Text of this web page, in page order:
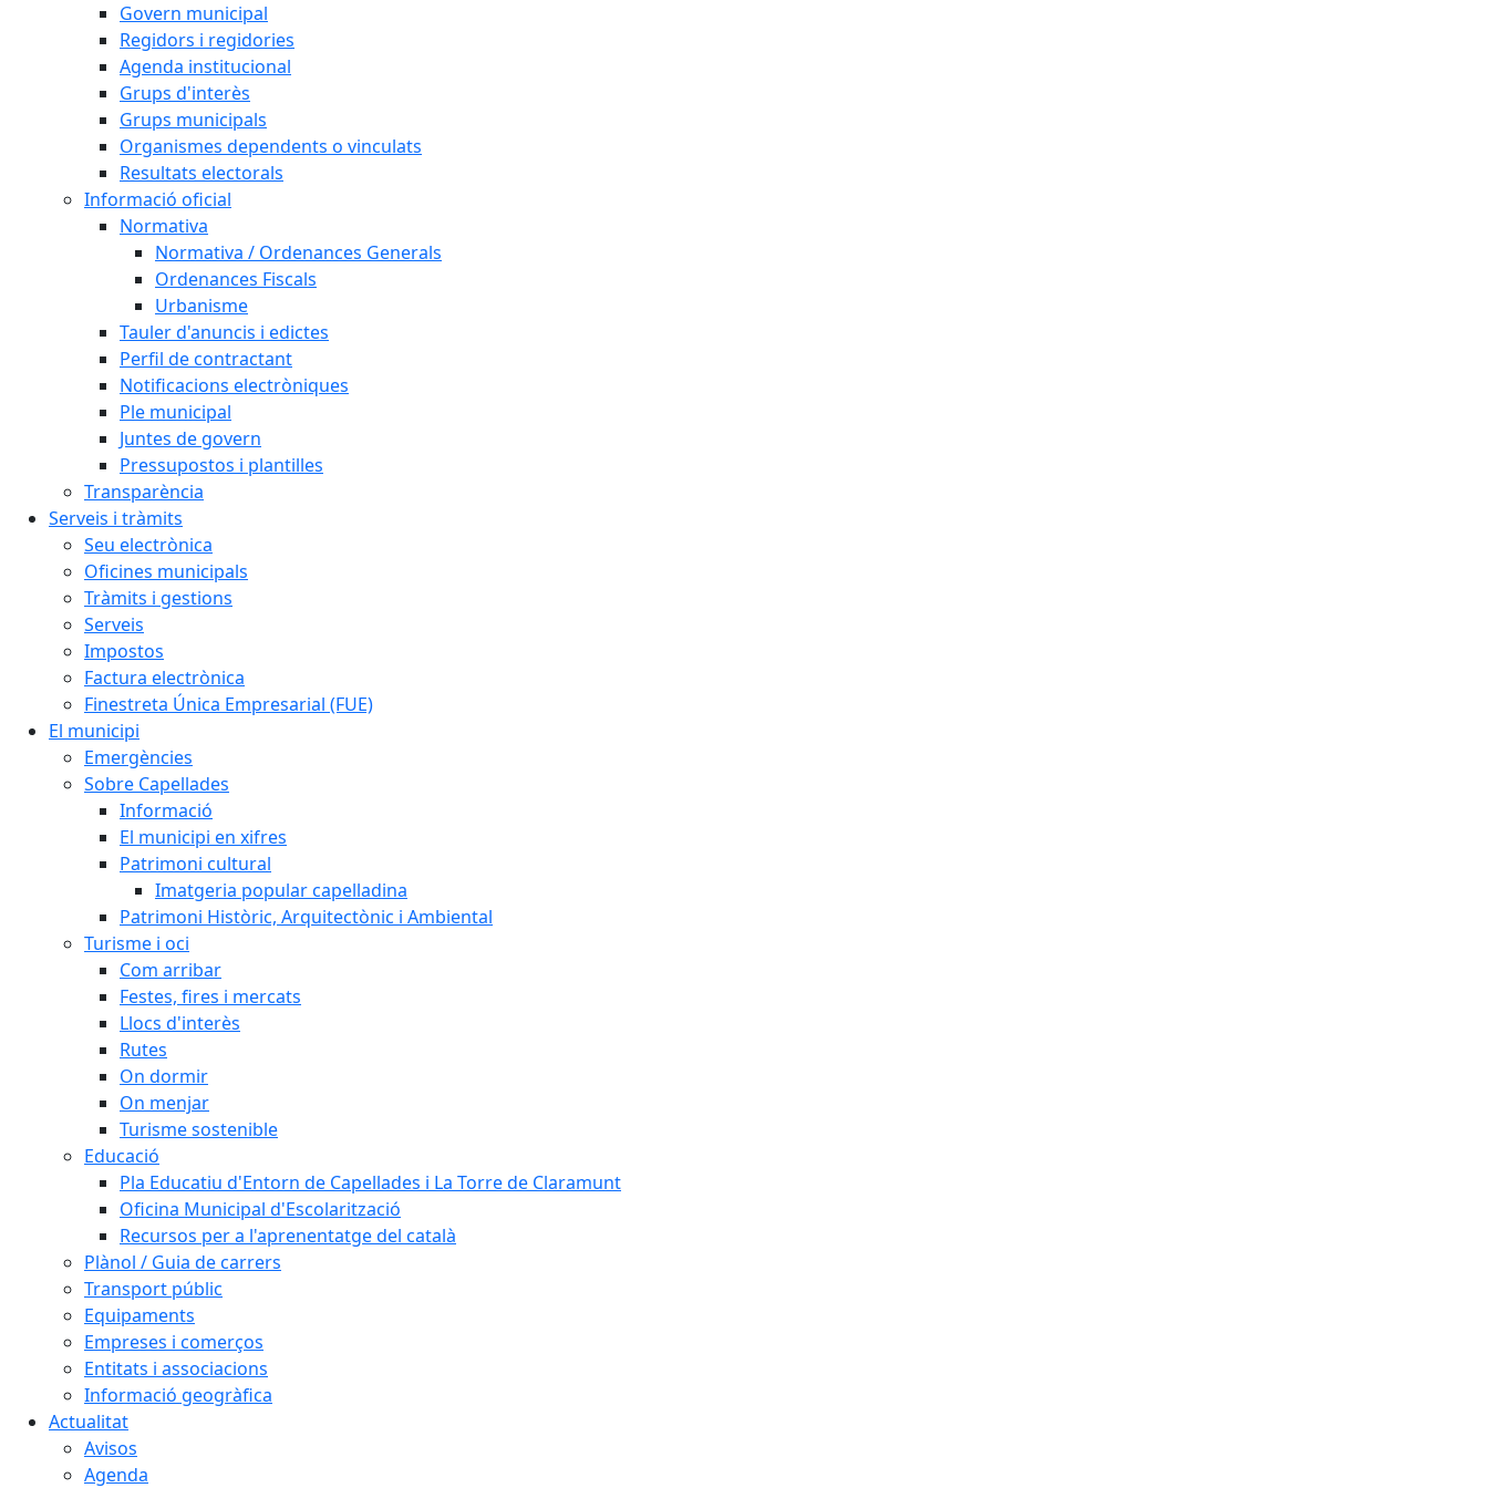
Govern municipal
Regidors i regidories
Agenda institucional
Grups d'interès
Grups municipals
Organismes dependents o vinculats
Resultats electorals
Informació oficial
Normativa
Normativa / Ordenances Generals
Ordenances Fiscals
Urbanisme
Tauler d'anuncis i edictes
Perfil de contractant
Notificacions electròniques
Ple municipal
Juntes de govern
Pressupostos i plantilles
Transparència
Serveis i tràmits
Seu electrònica
Oficines municipals
Tràmits i gestions
Serveis
Impostos
Factura electrònica
Finestreta Única Empresarial (FUE)
El municipi
Emergències
Sobre Capellades
Informació
El municipi en xifres
Patrimoni cultural
Imatgeria popular capelladina
Patrimoni Històric, Arquitectònic i Ambiental
Turisme i oci
Com arribar
Festes, fires i mercats
Llocs d'interès
Rutes
On dormir
On menjar
Turisme sostenible
Educació
Pla Educatiu d'Entorn de Capellades i La Torre de Claramunt
Oficina Municipal d'Escolarització
Recursos per a l'aprenentatge del català
Plànol / Guia de carrers
Transport públic
Equipaments
Empreses i comerços
Entitats i associacions
Informació geogràfica
Actualitat
Avisos
Agenda